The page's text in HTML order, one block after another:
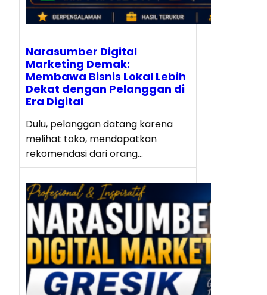
Narasumber Digital
Marketing Demak:
Membawa Bisnis Lokal Lebih
Dekat dengan Pelanggan di
Era Digital
Dulu, pelanggan datang karena
melihat toko, mendapatkan
rekomendasi dari orang…